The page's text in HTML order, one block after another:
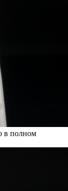
в полном